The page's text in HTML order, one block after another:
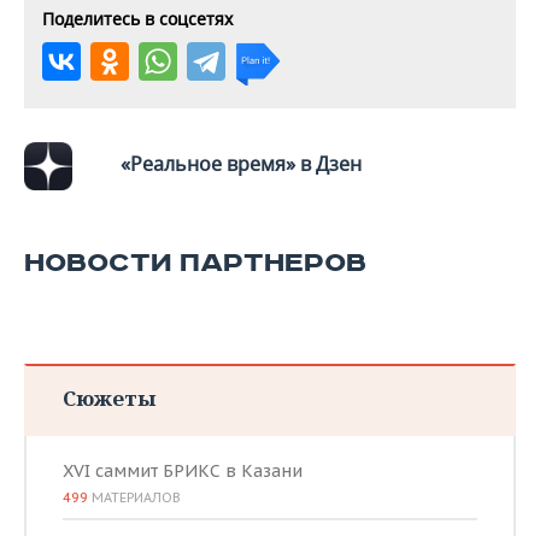
Поделитесь в соцсетях
«Реальное время» в Дзен
НОВОСТИ ПАРТНЕРОВ
Сюжеты
XVI саммит БРИКС в Казани
499 МАТЕРИАЛОВ